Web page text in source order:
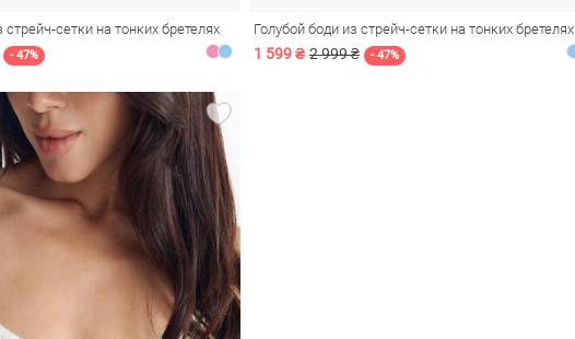
сетки на тонких бретелях
- 47%
Голубой боди из стрейч-сетки на тонких бретелях
1 599 ₴ 2 999 ₴ - 47%